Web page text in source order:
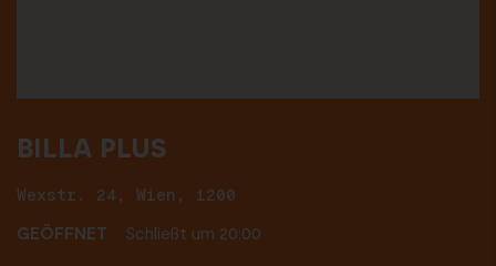
BILLA PLUS
Wexstr. 24, Wien, 1200
GEÖFFNET
Schließt um 20:00